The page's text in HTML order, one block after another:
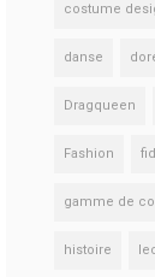
costume
danse
Dragqueen
Fashion
gamme de
histoire